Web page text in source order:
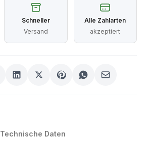
Schneller
Versand
Alle Zahlarten
akzeptiert
Technische Daten